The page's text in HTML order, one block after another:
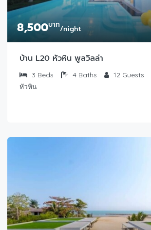
8,500บาท/night
บ้าน L20 หัวหิน พูลวิลล่า
3 Beds 4 Baths 12 Guests
หัวหิน